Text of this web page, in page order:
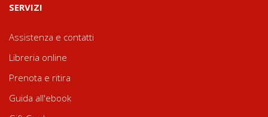
SERVIZI
Assistenza e contatti
Libreria online
Prenota e ritira
Guida all'ebook